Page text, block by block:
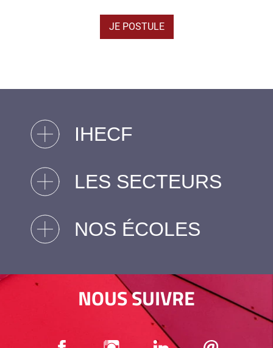
JE POSTULE
IHECF
LES SECTEURS
NOS ÉCOLES
NOUS SUIVRE